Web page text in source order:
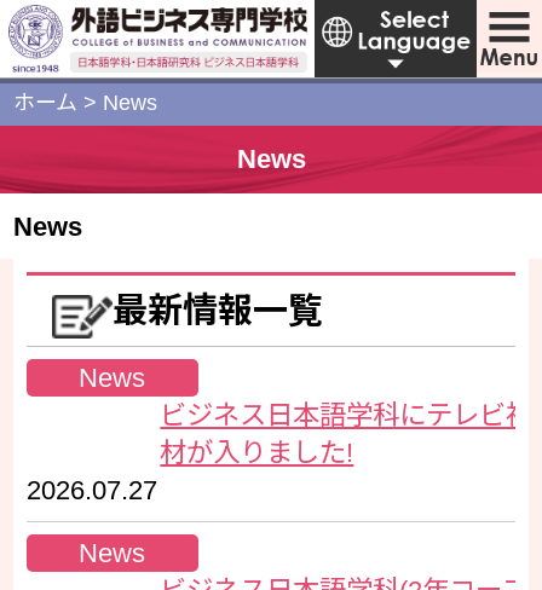
ホーム > News
News
News
最新情報一覧
News
ビジネス日本語学科にテレビ神
材が入りました!
2026.07.27
News